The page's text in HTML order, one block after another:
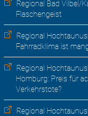
Regional Bad Vilbel/
Flaschengeist
Regional
Fahrradklima ist
Regional
Homburg: Preis für
Verkehrstote?
Regional